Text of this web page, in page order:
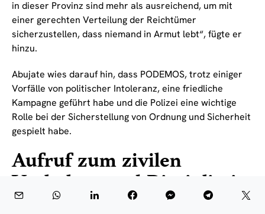
in dieser Provinz sind mehr als ausreichend, um mit
einer gerechten Verteilung der Reichtümer
sicherzustellen, dass niemand in Armut lebt“, fügte er
hinzu.
Abujate wies darauf hin, dass PODEMOS, trotz einiger
Vorfälle von politischer Intoleranz, eine friedliche
Kampagne geführt habe und die Polizei eine wichtige
Rolle bei der Sicherstellung von Ordnung und Sicherheit
gespielt habe.
Aufruf zum zivilen
Verhalten und Disziplin in
der Provinz Tete